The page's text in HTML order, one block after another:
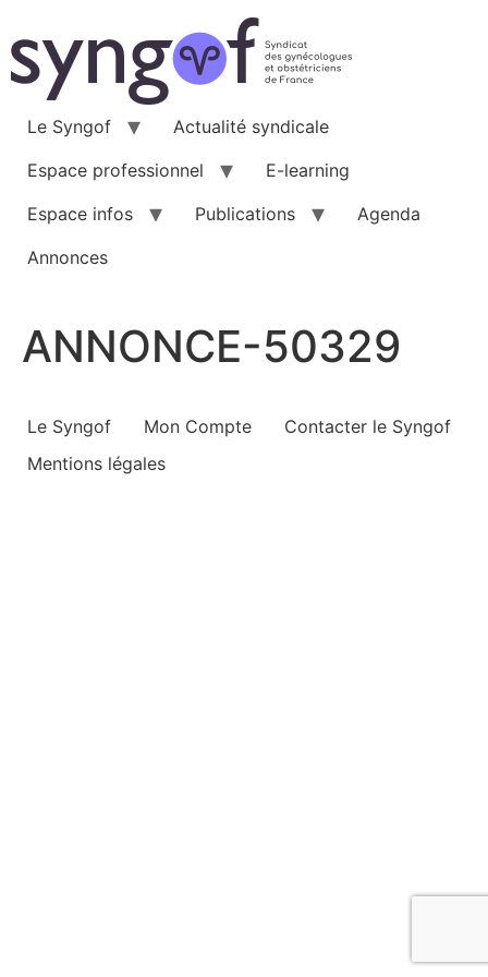
au
contenu
Le Syngof
Actualité syndicale
Espace professionnel
E-learning
Espace infos
Publications
Agenda
Annonces
ANNONCE-50329
Le Syngof Mon Compte
Contacter le Syngof
Mentions légales